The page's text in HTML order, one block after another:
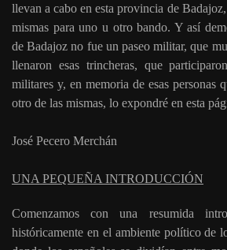
llevan a cabo en esta provincia de
mismas para uno u otro bando. Y así
de Badajoz no fue un paseo militar, que
llenaron esas trincheras, que
militares y, en memoria de esas personas
otro de las mismas, lo expondré en esta
José Pecero Merchán
UNA PEQUEÑA INTRODUCCIÓN
Comenzamos con una resumida
históricamente en el ambiente político de